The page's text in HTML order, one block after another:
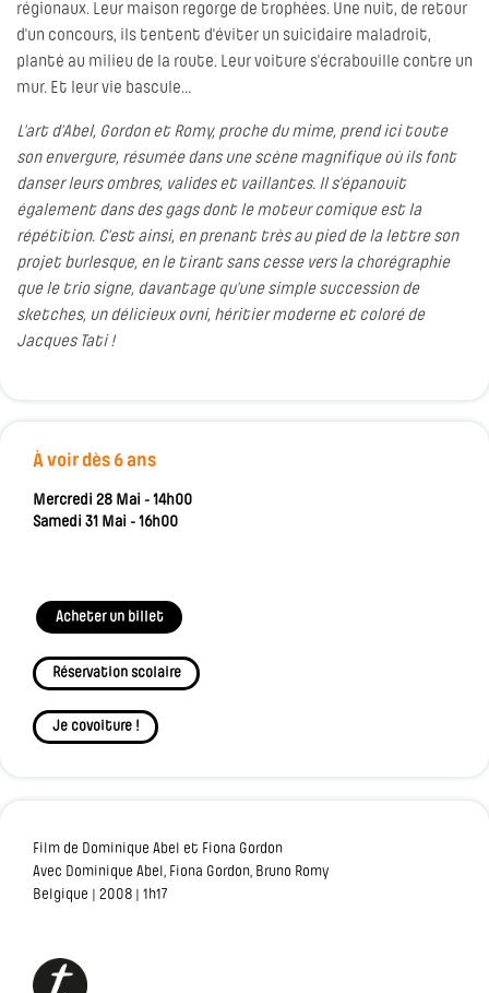
régionaux. Leur maison regorge de trophées. Une nuit, de retour
d'un concours, ils tentent d'éviter un suicidaire maladroit,
planté au milieu de la route. Leur voiture s'écrabouille contre un
mur. Et leur vie bascule…
L’art d’Abel, Gordon et Romy, proche du mime, prend ici toute
son envergure, résumée dans une scène magnifique où ils font
danser leurs ombres, valides et vaillantes. Il s’épanouit
également dans des gags dont le moteur comique est la
répétition. C’est ainsi, en prenant très au pied de la lettre son
projet burlesque, en le tirant sans cesse vers la chorégraphie
que le trio signe, davantage qu’une simple succession de
sketches, un délicieux ovni, héritier moderne et coloré de
Jacques Tati !
À voir dès 6 ans
Mercredi 28 Mai - 14h00
Samedi 31 Mai - 16h00
Acheter un billet
Réservation scolaire
Je covoiture !
Film de Dominique Abel et Fiona Gordon
Avec Dominique Abel, Fiona Gordon, Bruno Romy
Belgique | 2008 | 1h17